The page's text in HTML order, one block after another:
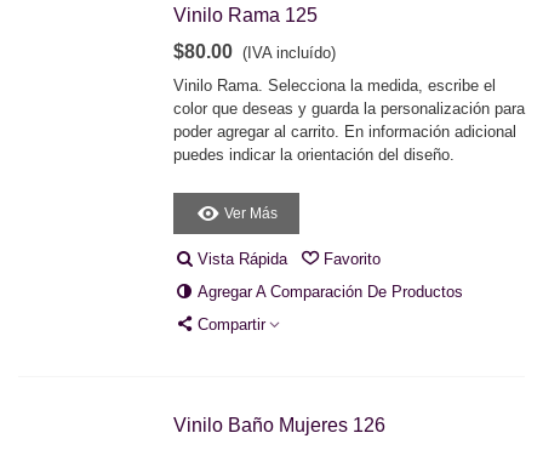
Vinilo Rama 125
$80.00 (IVA incluído)
Vinilo Rama. Selecciona la medida, escribe el
color que deseas y guarda la personalización para
poder agregar al carrito. En información adicional
puedes indicar la orientación del diseño.
Ver Más
Vista Rápida
Favorito
Agregar A Comparación De Productos
Compartir
Vinilo Baño Mujeres 126